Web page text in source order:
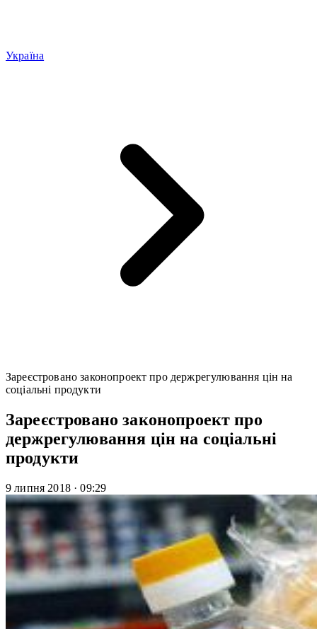
Україна
Зареєстровано законопроект про держрегулювання цін на
соціальні продукти
Зареєстровано законопроект про
держрегулювання цін на соціальні
продукти
9 липня 2018 · 09:29